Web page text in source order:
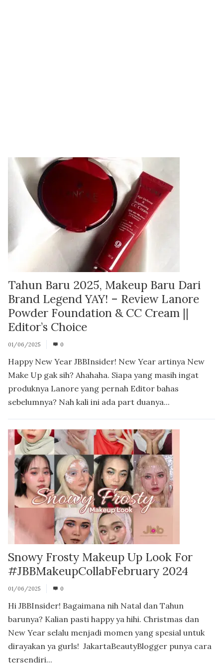
Tahun Baru 2025, Makeup Baru Dari
Brand Legend YAY! – Review Lanore
Powder Foundation & CC Cream ||
Editor’s Choice
01/06/2025 0
Happy New Year JBBInsider! New Year artinya New
Make Up gak sih? Ahahaha. Siapa yang masih ingat
produknya Lanore yang pernah Editor bahas
sebelumnya? Nah kali ini ada part duanya...
Snowy Frosty Makeup Up Look For
#JBBMakeupCollabFebruary 2024
01/06/2025 0
Hi JBBInsider! Bagaimana nih Natal dan Tahun
barunya? Kalian pasti happy ya hihi. Christmas dan
New Year selalu menjadi momen yang spesial untuk
dirayakan ya gurls! JakartaBeautyBlogger punya cara
tersendiri...